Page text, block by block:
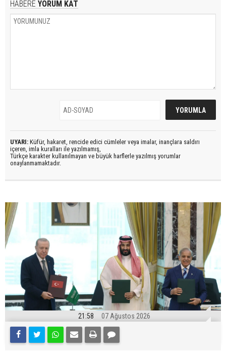
HABERE YORUM KAT
UYARI: Küfür, hakaret, rencide edici cümleler veya imalar, inançlara saldırı
içeren, imla kuralları ile yazılmamış,
Türkçe karakter kullanılmayan ve büyük harflerle yazılmış yorumlar
onaylanmamaktadır.
21:58 07 Ağustos 2026